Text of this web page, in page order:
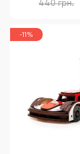
440 грн.
-11%